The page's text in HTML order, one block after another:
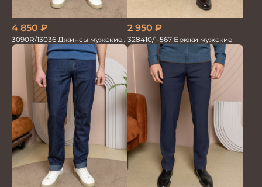
4 850 ₽
3090R/13036 Джинсы мужские
т.синий
2 950 ₽
328410/1-567 Брюки мужские